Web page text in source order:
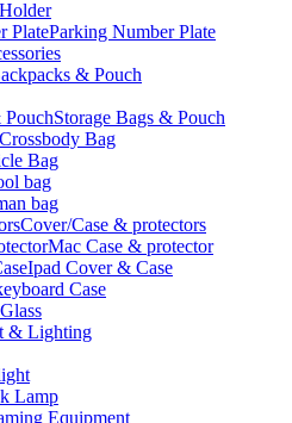
Parking Number Plate
& Pouch
Storage Bags & Pouch
Crossbody Bag
Bag
bag
bag
Cover/Case & protectors
Mac Case & protector
Ipad Cover & Case
Case
& Lighting
Lamp
Equipment